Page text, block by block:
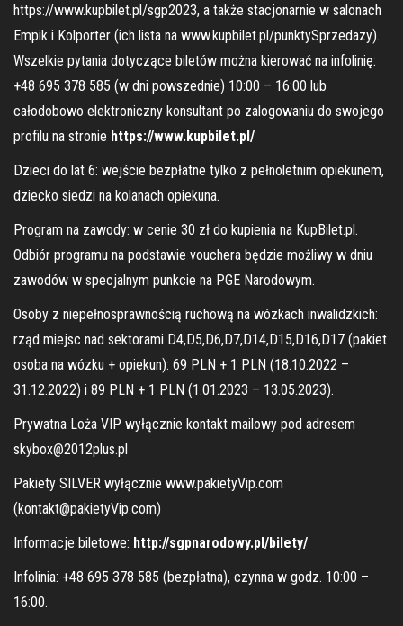
https://www.kupbilet.pl/sgp2023, a także stacjonarnie w salonach
Empik i Kolporter (ich lista na www.kupbilet.pl/punktySprzedazy).
Wszelkie pytania dotyczące biletów można kierować na infolinię:
+48 695 378 585 (w dni powszednie) 10:00 – 16:00 lub
całodobowo elektroniczny konsultant po zalogowaniu do swojego
profilu na stronie https://www.kupbilet.pl/
Dzieci do lat 6: wejście bezpłatne tylko z pełnoletnim opiekunem,
dziecko siedzi na kolanach opiekuna.
Program na zawody: w cenie 30 zł do kupienia na KupBilet.pl.
Odbiór programu na podstawie vouchera będzie możliwy w dniu
zawodów w specjalnym punkcie na PGE Narodowym.
Osoby z niepełnosprawnością ruchową na wózkach inwalidzkich:
rząd miejsc nad sektorami D4,D5,D6,D7,D14,D15,D16,D17 (pakiet
osoba na wózku + opiekun): 69 PLN + 1 PLN (18.10.2022 –
31.12.2022) i 89 PLN + 1 PLN (1.01.2023 – 13.05.2023).
Prywatna Loża VIP wyłącznie kontakt mailowy pod adresem
skybox@2012plus.pl
Pakiety SILVER wyłącznie www.pakietyVip.com
(kontakt@pakietyVip.com)
Informacje biletowe: http://sgpnarodowy.pl/bilety/
Infolinia: +48 695 378 585 (bezpłatna), czynna w godz. 10:00 –
16:00.